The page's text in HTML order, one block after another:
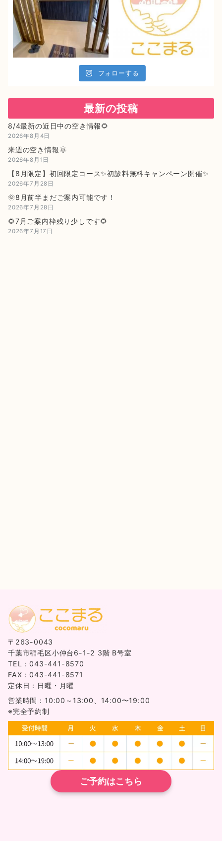
フォローする
最新の投稿
8/4最新の近日中の空き情報🌻
2026年8月4日
来週の空き情報🌞
2026年8月1日
【8月限定】初回限定コース✨初診料無料キャンペーン開催✨
2026年7月28日
🌞8月前半まだご案内可能です！
2026年7月28日
🌻7月ご案内枠残り少しです🌻
2026年7月17日
〒263-0043
千葉市稲毛区小仲台6-1-2 3階 B号室
TEL：043-441-8570
FAX：043-441-8571
定休日：日曜・月曜
営業時間：10:00～13:00、14:00〜19:00
※完全予約制
ご予約はこちら